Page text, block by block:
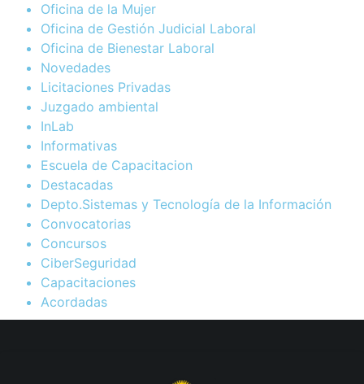
Oficina de la Mujer
Oficina de Gestión Judicial Laboral
Oficina de Bienestar Laboral
Novedades
Licitaciones Privadas
Juzgado ambiental
InLab
Informativas
Escuela de Capacitacion
Destacadas
Depto.Sistemas y Tecnología de la Información
Convocatorias
Concursos
CiberSeguridad
Capacitaciones
Acordadas